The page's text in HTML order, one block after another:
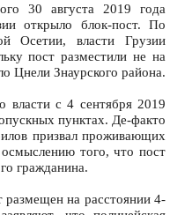
30 августа 2019 года
открыло блок-пост. По
Осетии, власти Грузии
пост разместили не на
Цнели Знаурского района.
власти с 4 сентября 2019
пунктах. Де-факто
призвал проживающих
того, что пост
гражданина.
размещен на расстоянии 4-